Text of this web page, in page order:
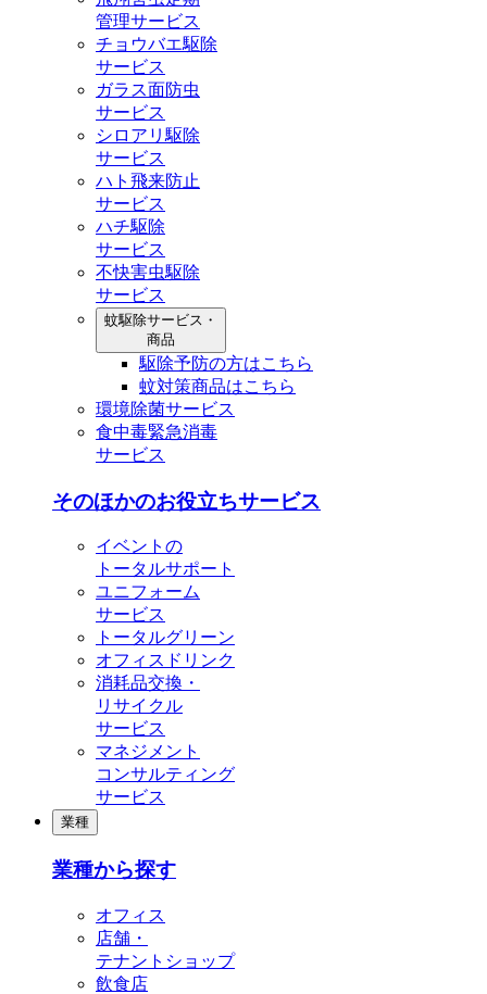
管理サービス
チョウバエ駆除
サービス
ガラス面防虫
サービス
シロアリ駆除
サービス
ハト飛来防止
サービス
ハチ駆除
サービス
不快害虫駆除
サービス
蚊駆除サービス・
商品
駆除予防の方はこちら
蚊対策商品はこちら
環境除菌サービス
食中毒緊急消毒
サービス
そのほかのお役立ちサービス
イベントの
トータルサポート
ユニフォーム
サービス
トータルグリーン
オフィスドリンク
消耗品交換・
リサイクル
サービス
マネジメント
コンサルティング
サービス
業種
業種から探す
オフィス
店舗・
テナントショップ
飲食店